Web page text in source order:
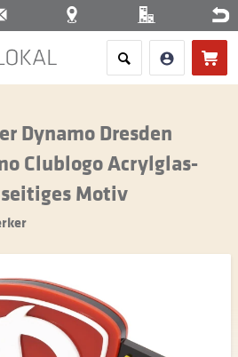
Dynamo Dresden
Clublogo Acrylglas-
Motiv